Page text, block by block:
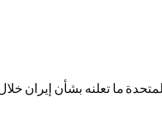
ما تعلنه بشأن إيران